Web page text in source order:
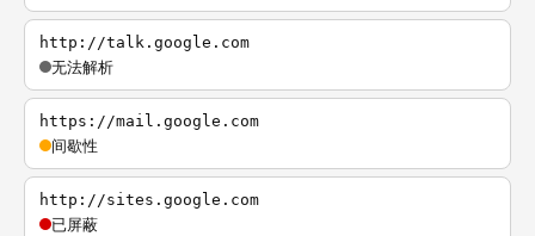
http://talk.google.com
无法解析
https://mail.google.com
间歇性
http://sites.google.com
已屏蔽